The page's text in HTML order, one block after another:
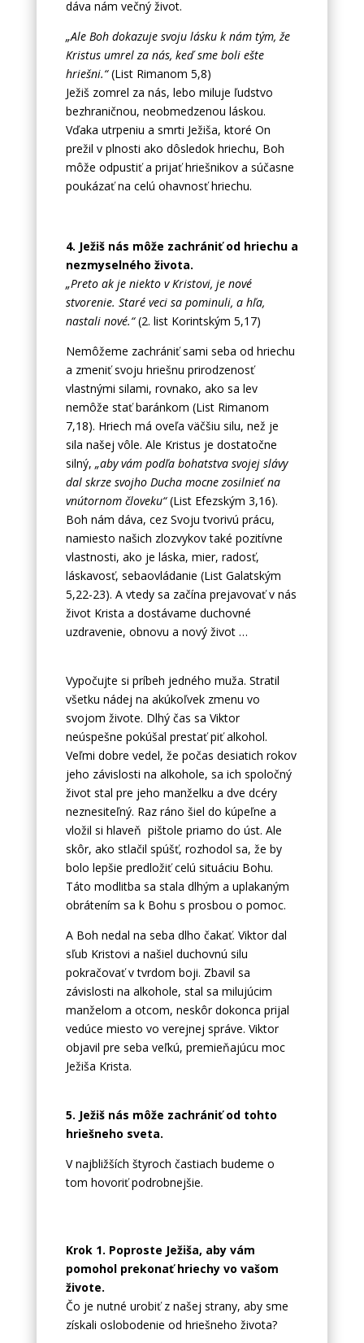
dáva nám večný život.
„Ale Boh dokazuje svoju lásku k nám tým, že
Kristus umrel za nás, keď sme boli ešte
hriešni.“(List Rimanom 5,8)
Ježiš zomrel za nás, lebo miluje ľudstvo
bezhraničnou, neobmedzenou láskou.
Vďaka utrpeniu a smrti Ježiša, ktoré On
prežil v plnosti ako dôsledok hriechu, Boh
môže odpustiť a prijať hriešnikov a súčasne
poukázať na celú ohavnosť hriechu.
4. Ježiš nás môže zachrániť od hriechu a
nezmyselného života.
„Preto ak je niekto v Kristovi, je nové
stvorenie. Staré veci sa pominuli, a hľa,
nastali nové.“(2. list Korintským 5,17)
Nemôžeme zachrániť sami seba od hriechu
a zmeniť svoju hriešnu prirodzenosť
vlastnými silami, rovnako, ako sa lev
nemôže stať baránkom (List Rimanom
7,18). Hriech má oveľa väčšiu silu, než je
sila našej vôle. Ale Kristus je dostatočne
silný, „aby vám podľa bohatstva svojej slávy
dal skrze svojho Ducha mocne zosilnieť na
vnútornom človeku“(List Efezským 3,16).
Boh nám dáva, cez Svoju tvorivú prácu,
namiesto našich zlozvykov také pozitívne
vlastnosti, ako je láska, mier, radosť,
láskavosť, sebaovládanie (List Galatským
5,22-23). A vtedy sa začína prejavovať v nás
život Krista a dostávame duchovné
uzdravenie, obnovu a nový život …
Vypočujte si príbeh jedného muža. Stratil
všetku nádej na akúkoľvek zmenu vo
svojom živote. Dlhý čas sa Viktor
neúspešne pokúšal prestať piť alkohol.
Veľmi dobre vedel, že počas desiatich rokov
jeho závislosti na alkohole, sa ich spoločný
život stal pre jeho manželku a dve dcéry
neznesiteľný. Raz ráno šiel do kúpeľne a
vložil si hlaveň pištole priamo do úst. Ale
skôr, ako stlačil spúšť, rozhodol sa, že by
bolo lepšie predložiť celú situáciu Bohu.
Táto modlitba sa stala dlhým a uplakaným
obrátením sa k Bohu s prosbou o pomoc.
A Boh nedal na seba dlho čakať. Viktor dal
sľub Kristovi a našiel duchovnú silu
pokračovať v tvrdom boji. Zbavil sa
závislosti na alkohole, stal sa milujúcim
manželom a otcom, neskôr dokonca prijal
vedúce miesto vo verejnej správe. Viktor
objavil pre seba veľkú, premieňajúcu moc
Ježiša Krista.
5. Ježiš nás môže zachrániť od tohto
hriešneho sveta.
V najbližších štyroch častiach budeme o
tom hovoriť podrobnejšie.
Krok 1. Poproste Ježiša, aby vám
pomohol prekonať hriechy vo vašom
živote.
Čo je nutné urobiť z našej strany, aby sme
získali oslobodenie od hriešneho života?